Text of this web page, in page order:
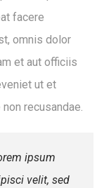
list to
facere
omnis dolor
et aut officiis
ut et
recusandae.
ipsum
velit, sed